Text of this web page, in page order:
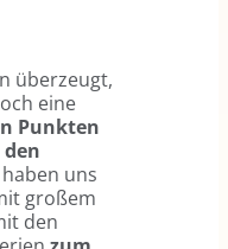
überzeugt,
eine
Punkten
haben uns
großem
den